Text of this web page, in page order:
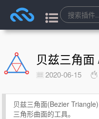
贝兹三角
2020-06-15
贝兹三角面(Bezier
三角形曲面的工具。